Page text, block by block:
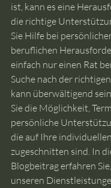
ist, kann es eine
die richtige
Sie Hilfe bei
beruflichen
einfach nur einen Rat
Suche nach der
kann überwältigend
Sie die Möglichkeit,
persönliche
die auf Ihre
zugeschnitten sind. In
Blogbeitrag erfahren
unseren